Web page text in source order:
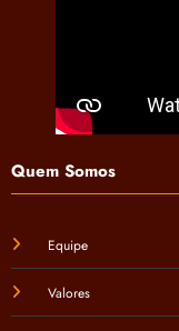
Quem Somos
Equipe
Valores